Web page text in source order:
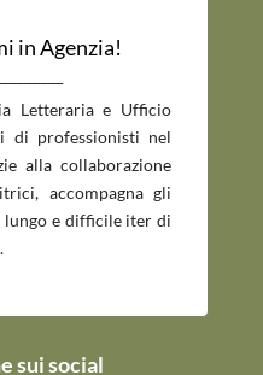
in Agenzia!
Letteraria e Ufficio
di professionisti nel
alla collaborazione
accompagna gli
e difficile iter di
sui social